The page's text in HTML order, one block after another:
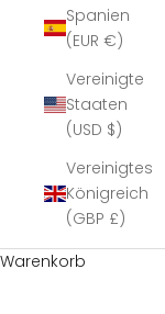
Spanien
(EUR €)
Vereinigte
Staaten
(USD $)
Vereinigtes
Königreich
(GBP £)
Warenkorb